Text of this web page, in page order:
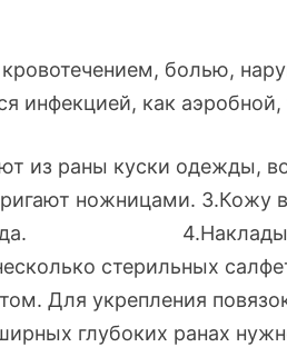
болью,
инфекцией, как аэробной,
из раны куски одежды,
ножницами. 3.Кожу
йода. 4.Накладывают
стерильных
Для укрепления
глубоких ранах